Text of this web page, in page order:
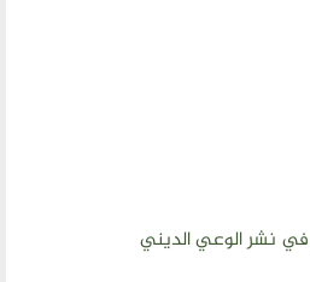
في نشر الوعي الديني